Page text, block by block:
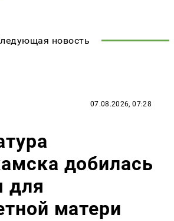
новость
07.08.2026, 07:28
добилась
для
матери